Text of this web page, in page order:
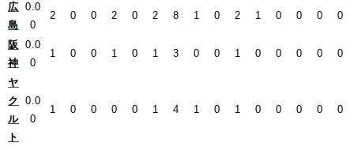
広
島
0.0
0
2 0 0 2 0 2 8 1 0 2 1 0 0 0 0
阪
神
0.0
0
1 0 0 1 0 1 3 0 0 1 0 0 0 0 0
ヤ
ク
ル
ト
0.0
0
1 0 0 0 0 1 4 1 0 1 0 0 0 0 0